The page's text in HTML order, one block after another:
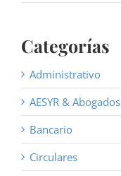
Categorías
Administrativo
AESYR & Abogados
Bancario
Circulares